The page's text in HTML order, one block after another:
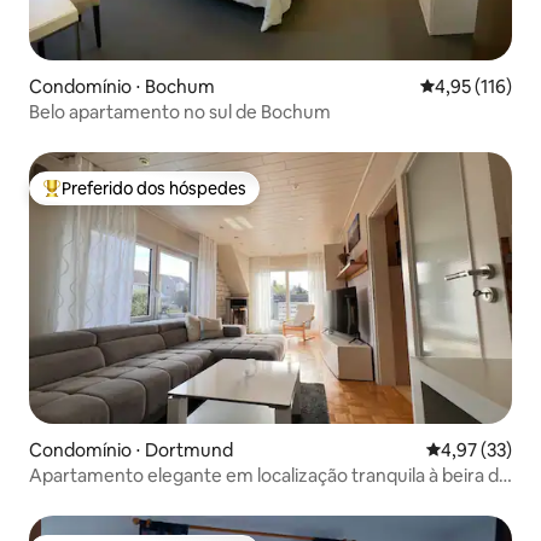
Condomínio ⋅ Bochum 4,95 de uma
4,95 (116)
Belo apartamento no sul de Bochum
Entre os melhores preferidos dos hóspedes
Preferido dos hóspedes
Condomínio ⋅ Dortmund 4,97 de uma
4,97 (33)
Apartamento elegante em localização tranquila à beira da